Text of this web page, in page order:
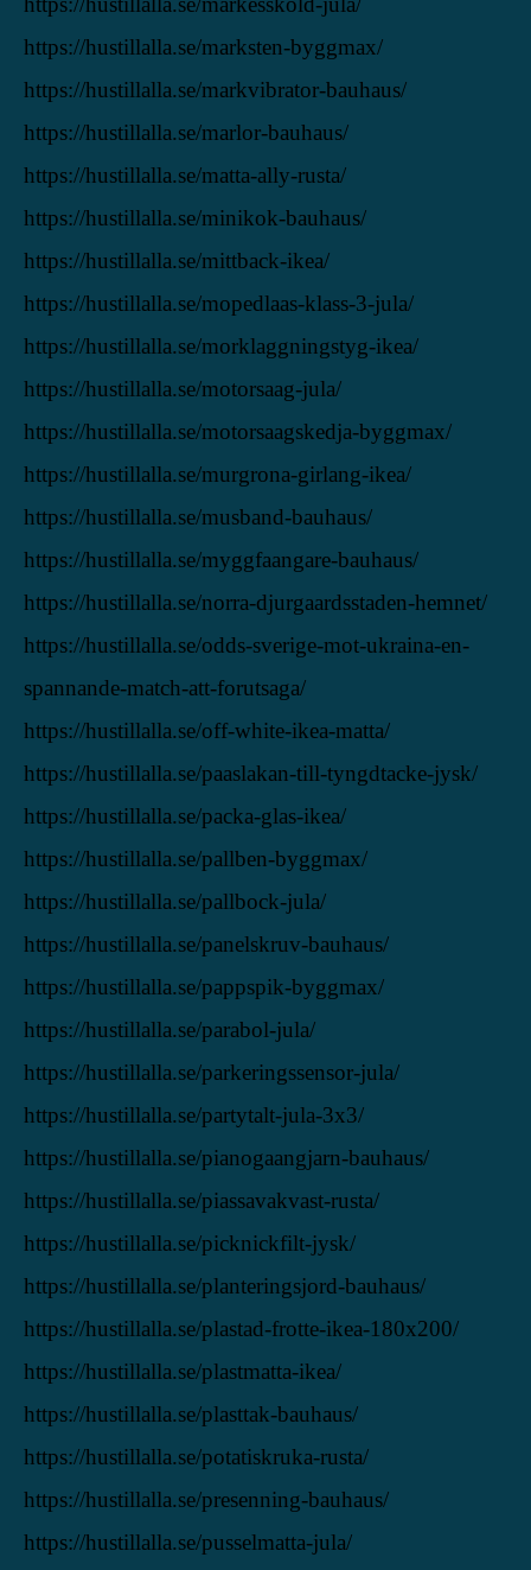
https://hustillalla.se/marksten-byggmax/
https://hustillalla.se/markvibrator-bauhaus/
https://hustillalla.se/marlor-bauhaus/
https://hustillalla.se/matta-ally-rusta/
https://hustillalla.se/minikok-bauhaus/
https://hustillalla.se/mittback-ikea/
https://hustillalla.se/mopedlaas-klass-3-jula/
https://hustillalla.se/morklaggningstyg-ikea/
https://hustillalla.se/motorsaag-jula/
https://hustillalla.se/motorsaagskedja-byggmax/
https://hustillalla.se/murgrona-girlang-ikea/
https://hustillalla.se/musband-bauhaus/
https://hustillalla.se/myggfaangare-bauhaus/
https://hustillalla.se/norra-djurgaardsstaden-hemnet/
https://hustillalla.se/odds-sverige-mot-ukraina-en-
spannande-match-att-forutsaga/
https://hustillalla.se/off-white-ikea-matta/
https://hustillalla.se/paaslakan-till-tyngdtacke-jysk/
https://hustillalla.se/packa-glas-ikea/
https://hustillalla.se/pallben-byggmax/
https://hustillalla.se/pallbock-jula/
https://hustillalla.se/panelskruv-bauhaus/
https://hustillalla.se/pappspik-byggmax/
https://hustillalla.se/parabol-jula/
https://hustillalla.se/parkeringssensor-jula/
https://hustillalla.se/partytalt-jula-3x3/
https://hustillalla.se/pianogaangjarn-bauhaus/
https://hustillalla.se/piassavakvast-rusta/
https://hustillalla.se/picknickfilt-jysk/
https://hustillalla.se/planteringsjord-bauhaus/
https://hustillalla.se/plastad-frotte-ikea-180x200/
https://hustillalla.se/plastmatta-ikea/
https://hustillalla.se/plasttak-bauhaus/
https://hustillalla.se/potatiskruka-rusta/
https://hustillalla.se/presenning-bauhaus/
https://hustillalla.se/pusselmatta-jula/